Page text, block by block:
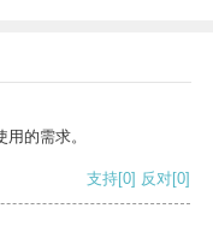
的需求。
支持[0] 反对[0]